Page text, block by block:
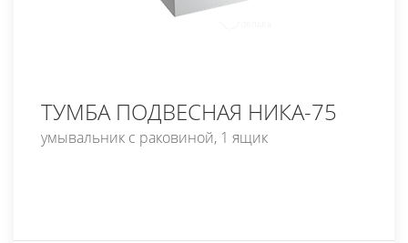
ТУМБА ПОДВЕСНАЯ НИКА-75
умывальник с раковиной, 1 ящик